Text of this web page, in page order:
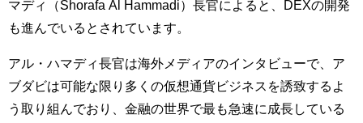
マディ（Shorafa Al Hammadi）長官によると、DEXの開発
も進んでいるとされています。
アル・ハマディ長官は海外メディアのインタビューで、ア
ブダビは可能な限り多くの仮想通貨ビジネスを誘致するよ
う取り組んでおり、金融の世界で最も急速に成長している